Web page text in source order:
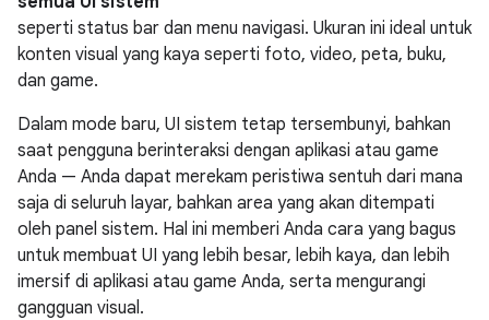
seperti status bar dan menu navigasi. Ukuran ini ideal untuk
konten visual yang kaya seperti foto, video, peta, buku,
dan game.
Dalam mode baru, UI sistem tetap tersembunyi, bahkan
saat pengguna berinteraksi dengan aplikasi atau game
Anda — Anda dapat merekam peristiwa sentuh dari mana
saja di seluruh layar, bahkan area yang akan ditempati
oleh panel sistem. Hal ini memberi Anda cara yang bagus
untuk membuat UI yang lebih besar, lebih kaya, dan lebih
imersif di aplikasi atau game Anda, serta mengurangi
gangguan visual.